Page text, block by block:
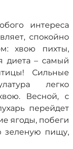
интереса
спокойно
хвою пихты,
диета – самый
Сильные
легко
Весной, с
перейдет
ягоды, побеги
зеленую пищу,